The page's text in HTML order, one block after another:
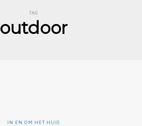
TAG
outdoor
IN EN OM HET HUIS